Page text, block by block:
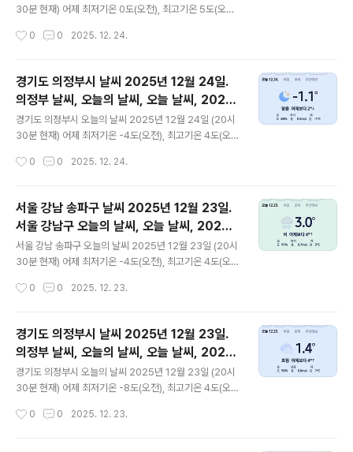
m³자외선 (오후) = 낮음오늘미세먼지는 좋음 = 22 ㎍/m
자외선 (오후) =..
30분 현재) 어제 최저기온 0도(오전), 최고기온 5도(오후)
어제와 같은 최저기온이고 어제와 같은 최고기온입니다 오
서 오전, 오후 기상 상태 참조 대기상황 공기질은 어제 미세
먼지는 좋음 = 13 ㎍/m³ 초미세먼지 좋음 = 9 ㎍/m³ 황
사는 보통 = 7 ㎍/m³ 자외선 (오후) = 낮음 오늘미세먼지
는 좋음 = 28 ㎍/m³ 초미세먼지 보통 = 21 ㎍/m³ 황사
어제보다 조..
0 0 2025. 12. 24.
경기도 의정부시 날씨 2025년 12월 24일.
의정부 날씨, 오늘의 날씨, 오늘 날씨, 2025
1224, 초미세먼지, 미세먼지, 황사, 자외선
경기도 의정부시 오늘의 날씨 2025년 12월 24일 (20시
30분 현재) 어제 최저기온 -4도(오전), 최고기온 4도(오
기온 4도(오후) 어제보다 2도 높은 최저기온이고 어제
률은 위 이미지에서 오전, 오후 기상 상태 참조 대기
상황 공기질은어제미세먼지는 좋음 = 16 ㎍/m³ 초미세
먼지 보통 = 17 ㎍/m³ 황사는 보통 = 7 ㎍/m³자외선
(오후) = 낮음오늘미세먼지는 보통 = 33 ㎍/m³ 초미세먼
후) = 낮음 대기상태..
0 0 2025. 12. 24.
서울 강남 송파구 날씨 2025년 12월 23일.
서울 강남구 오늘의 날씨, 오늘 날씨, 2025 1
223, 초미세먼지, 미세먼지, 황사, 자외선
서울 강남 송파구 오늘의 날씨 2025년 12월 23일 (20시
30분 현재) 어제 최저기온 -4도(오전), 최고기온 4도(오
다 4도 높은 최저기온이고 어제보다 1도 높은 최고기온입
오전, 오후 기상 상태 참조 대기상황 공기질은 어제 미세먼
지는 보통 = 32 ㎍/m³ 초미세먼지 좋음 = 14 ㎍/m³ 황
사는 보통 = 17 ㎍/m³ 자외선 (오후) = 낮음 오늘미세먼
지는 좋음 = 13 ㎍/m³ 초미세먼지 좋음 = 9 ㎍/m³ 황사
어제보다 조금 좋습니다 ..
0 0 2025. 12. 23.
경기도 의정부시 날씨 2025년 12월 23일.
의정부 날씨, 오늘의 날씨, 오늘 날씨, 2025
1223, 초미세먼지, 미세먼지, 황사, 자외선
경기도 의정부시 오늘의 날씨 2025년 12월 23일 (20시
30분 현재) 어제 최저기온 -8도(오전), 최고기온 4도(오
(오후) 어제보다 4도 높은 최저기온이고 어제와 같은 최
0 0 2025. 12. 23.